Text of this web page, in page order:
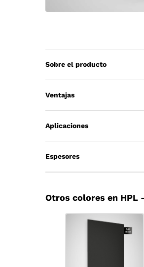
Sobre el producto
Ventajas
Aplicaciones
Espesores
Otros colores en HPL